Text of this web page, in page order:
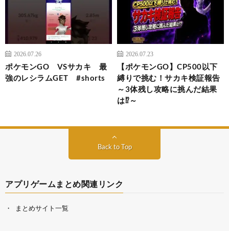
2026.07.26
ポケモンGO VSサカキ 最
強のレシラムGET #shorts
2026.07.23
【ポケモンGO】CP500以下
縛りで挑む！サカキ検証報告
～3体残し攻略に挑んだ結果
は⁉～
Back to Top
アプリゲームまとめ関連リンク
まとめサイト一覧